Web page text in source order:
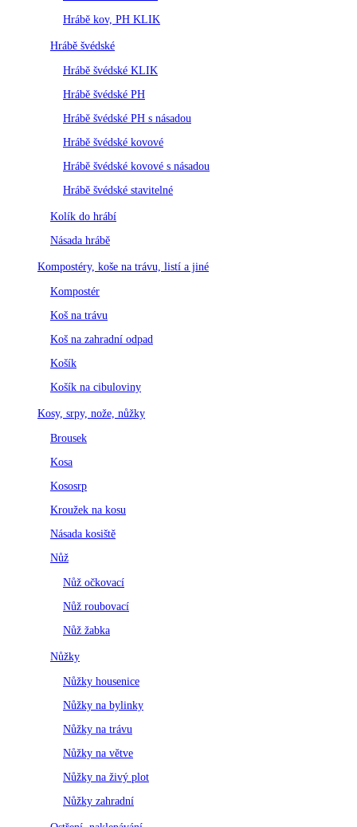
Hrábě kov, PH KLIK
Hrábě švédské
Hrábě švédské KLIK
Hrábě švédské PH
Hrábě švédské PH s násadou
Hrábě švédské kovové
Hrábě švédské kovové s násadou
Hrábě švédské stavitelné
Kolík do hrábí
Násada hrábě
Kompostéry, koše na trávu, listí a jiné
Kompostér
Koš na trávu
Koš na zahradní odpad
Košík
Košík na cibuloviny
Kosy, srpy, nože, nůžky
Brousek
Kosa
Kososrp
Kroužek na kosu
Násada kosiště
Nůž
Nůž očkovací
Nůž roubovací
Nůž žabka
Nůžky
Nůžky housenice
Nůžky na bylinky
Nůžky na trávu
Nůžky na větve
Nůžky na živý plot
Nůžky zahradní